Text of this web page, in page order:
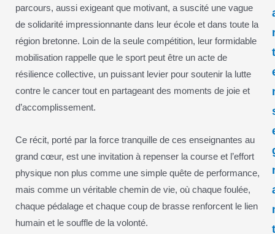
parcours, aussi exigeant que motivant, a suscité une vague
de solidarité impressionnante dans leur école et dans toute la
région bretonne. Loin de la seule compétition, leur formidable
mobilisation rappelle que le sport peut être un acte de
résilience collective, un puissant levier pour soutenir la lutte
contre le cancer tout en partageant des moments de joie et
d’accomplissement.
Ce récit, porté par la force tranquille de ces enseignantes au
grand cœur, est une invitation à repenser la course et l’effort
physique non plus comme une simple quête de performance,
mais comme un véritable chemin de vie, où chaque foulée,
chaque pédalage et chaque coup de brasse renforcent le lien
humain et le souffle de la volonté.